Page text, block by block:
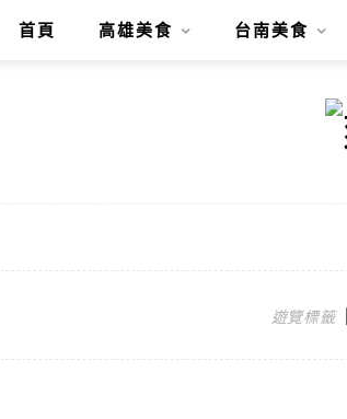
首頁 高雄美食 台南美食
遊覽標籤